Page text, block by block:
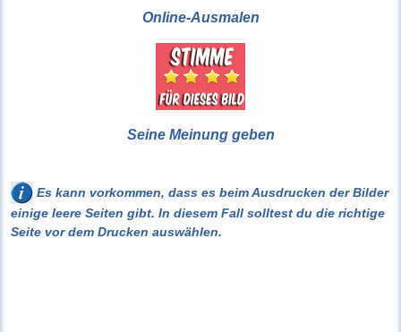
Online-Ausmalen
Seine Meinung geben
Es kann vorkommen, dass es beim Ausdrucken der Bilder
einige leere Seiten gibt. In diesem Fall solltest du die richtige
Seite vor dem Drucken auswählen.